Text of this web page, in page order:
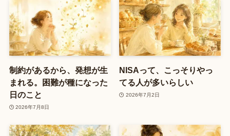
制約があるから、発想が生
まれる。困難が種になった
日のこと
2026年7月8日
NISAって、こっそりやっ
てる人が多いらしい
2026年7月2日